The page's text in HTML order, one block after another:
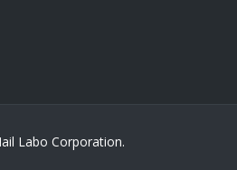
Labo Corporation.